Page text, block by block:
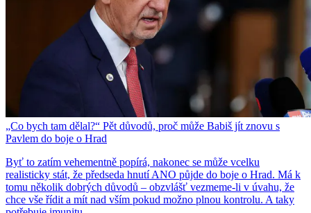
„Co bych tam dělal?“ Pět důvodů, proč může Babiš jít znovu s
Pavlem do boje o Hrad
Byť to zatím vehementně popírá, nakonec se může vcelku
realisticky stát, že předseda hnutí ANO půjde do boje o Hrad. Má k
tomu několik dobrých důvodů – obzvlášť vezmeme-li v úvahu, že
chce vše řídit a mít nad vším pokud možno plnou kontrolu. A taky